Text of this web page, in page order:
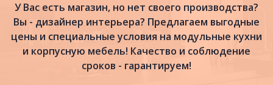
У Вас есть магазин, но нет своего производства?
Вы - дизайнер интерьера? Предлагаем выгодные
цены и специальные условия на модульные кухни
и корпусную мебель! Качество и соблюдение
сроков - гарантируем!